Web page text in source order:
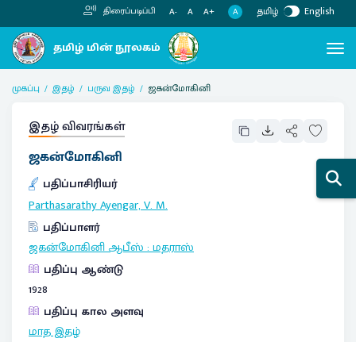
திரைப்படிப்பி A- A A+ A தமிழ் English
முகப்பு இதழ் பருவ இதழ் ஜகன்மோகினி
இதழ் விவரங்கள்
ஜகன்மோகினி
பதிப்பாசிரியர்
Parthasarathy Ayengar, V. M.
பதிப்பாளர்
ஜகன்மோகினி ஆபீஸ்:மதராஸ்
பதிப்பு ஆண்டு
1928
பதிப்பு கால அளவு
மாத இதழ்